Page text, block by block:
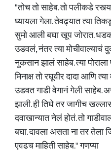
"तोच तो साहेब. तो पलीकडे
घ्यायला गेला. तेवढ्यात त्या
सुमो आली बघा खूप जोरात.
उडवलं, नंतर त्या
नुकसान झालं साहेब. त्या
मिनाक्ष तो रघूवीर दादा आणि
उडवत गाडी वेगानं गेली साहेब.
झाली. ही तिघे तर जागीच
दवाखान्यात नेलं होतं. तो
बघा. दावला असता ना तर तेला
एवढच माहिती साहेब." गणप्या